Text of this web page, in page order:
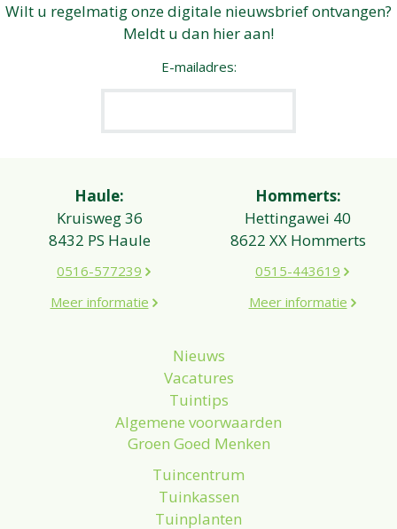
Wilt u regelmatig onze digitale nieuwsbrief ontvangen?
Meldt u dan hier aan!
E-mailadres:
Haule:
Kruisweg 36
8432 PS Haule
0516-577239
Meer informatie
Hommerts:
Hettingawei 40
8622 XX Hommerts
0515-443619
Meer informatie
Nieuws
Vacatures
Tuintips
Algemene voorwaarden
Groen Goed Menken
Tuincentrum
Tuinkassen
Tuinplanten